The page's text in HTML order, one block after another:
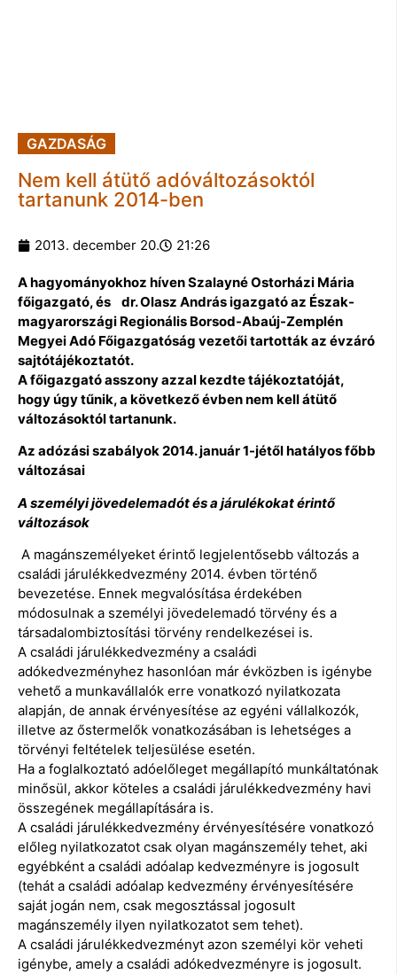
GAZDASÁG
Nem kell átütő adóváltozásoktól
tartanunk 2014-ben
2013. december 20. 21:26
A hagyományokhoz híven Szalayné Ostorházi Mária
főigazgató, és dr. Olasz András igazgató az Észak-
magyarországi Regionális Borsod-Abaúj-Zemplén
Megyei Adó Főigazgatóság vezetői tartották az évzáró
sajtótájékoztatót.
A főigazgató asszony azzal kezdte tájékoztatóját,
hogy úgy tűnik, a következő évben nem kell átütő
változásoktól tartanunk.
Az adózási szabályok 2014. január 1-jétől hatályos főbb
változásai
A személyi jövedelemadót és a járulékokat érintő
változások
A magánszemélyeket érintő legjelentősebb változás a
családi járulékkedvezmény 2014. évben történő
bevezetése. Ennek megvalósítása érdekében
módosulnak a személyi jövedelemadó törvény és a
társadalombiztosítási törvény rendelkezései is.
A családi járulékkedvezmény a családi
adókedvezményhez hasonlóan már évközben is igénybe
vehető a munkavállalók erre vonatkozó nyilatkozata
alapján, de annak érvényesítése az egyéni vállalkozók,
illetve az őstermelők vonatkozásában is lehetséges a
törvényi feltételek teljesülése esetén.
Ha a foglalkoztató adóelőleget megállapító munkáltatónak
minősül, akkor köteles a családi járulékkedvezmény havi
összegének megállapítására is.
A családi járulékkedvezmény érvényesítésére vonatkozó
előleg nyilatkozatot csak olyan magánszemély tehet, aki
egyébként a családi adóalap kedvezményre is jogosult
(tehát a családi adóalap kedvezmény érvényesítésére
saját jogán nem, csak megosztással jogosult
magánszemély ilyen nyilatkozatot sem tehet).
A családi járulékkedvezményt azon személyi kör veheti
igénybe, amely a családi adókedvezményre is jogosult.